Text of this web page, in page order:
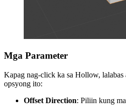
Mga Parameter
Kapag nag-click ka sa Hollow, lalabas
opsyong ito:
Offset Direction: Piliin kung